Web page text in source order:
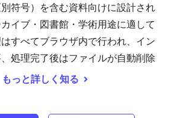
符号）を含む資料向けに設計され
イブ・図書館・学術用途に適して
すべてブラウザ内で行われ、イン
処理完了後はファイルが自動削除
もっと詳しく知る